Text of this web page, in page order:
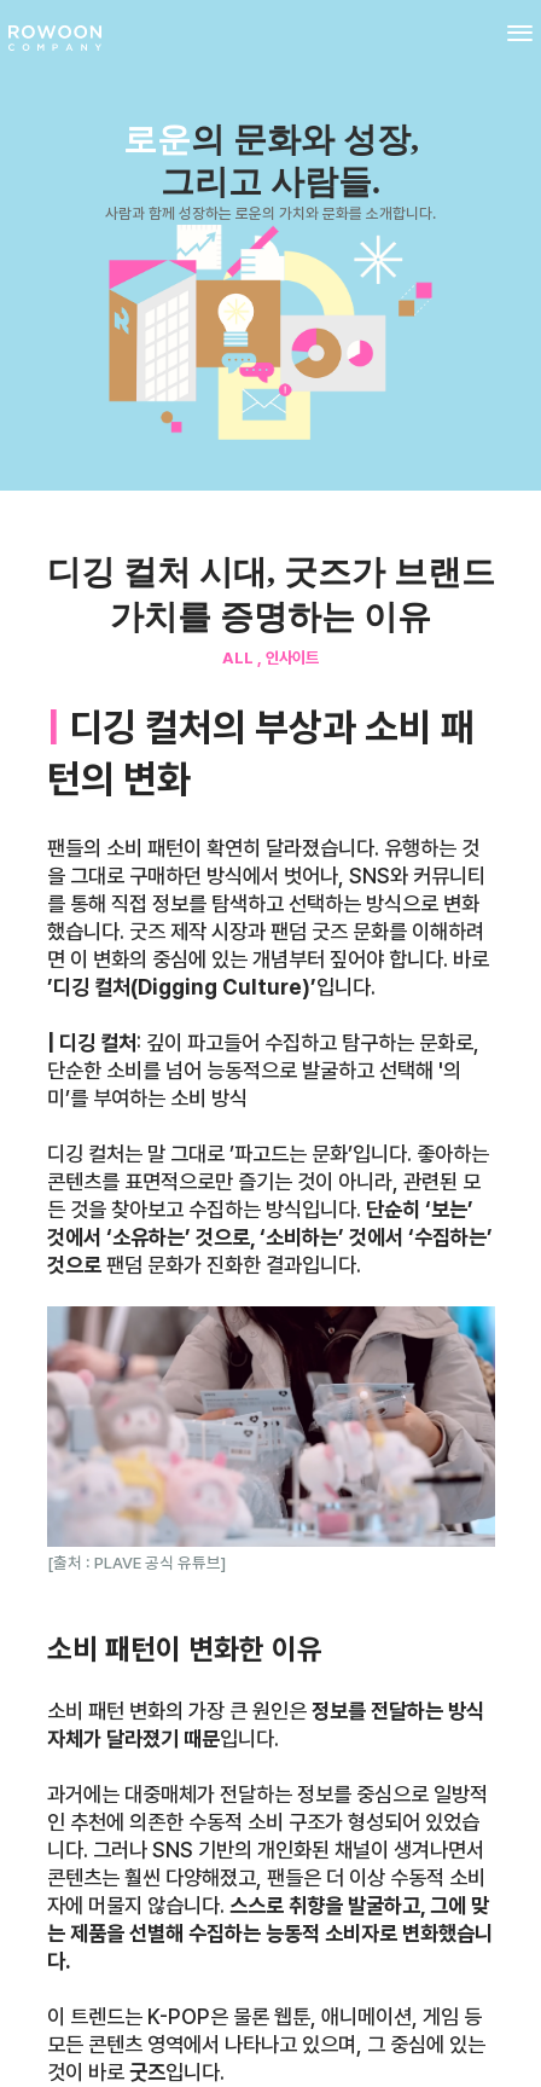
로운의 문화와 성장,
그리고 사람들.
사람과 함께 성장하는 로운의 가치와 문화를 소개합니다.
디깅 컬처 시대, 굿즈가 브랜드
가치를 증명하는 이유
ALL , 인사이트
디깅 컬처의 부상과 소비 패
턴의 변화
팬들의 소비 패턴이 확연히 달라졌습니다. 유행하는 것
을 그대로 구매하던 방식에서 벗어나, SNS와 커뮤니티
를 통해 직접 정보를 탐색하고 선택하는 방식으로 변화
했습니다. 굿즈 제작 시장과 팬덤 굿즈 문화를 이해하려
면 이 변화의 중심에 있는 개념부터 짚어야 합니다. 바로
’디깅 컬처(Digging Culture)’입니다.
| 디깅 컬처: 깊이 파고들어 수집하고 탐구하는 문화로,
단순한 소비를 넘어 능동적으로 발굴하고 선택해 '의
미’를 부여하는 소비 방식
디깅 컬처는 말 그대로 ’파고드는 문화’입니다. 좋아하는
콘텐츠를 표면적으로만 즐기는 것이 아니라, 관련된 모
든 것을 찾아보고 수집하는 방식입니다. 단순히 ‘보는’
것에서 ‘소유하는’ 것으로, ‘소비하는’ 것에서 ‘수집하는’
것으로팬덤 문화가 진화한 결과입니다.
[출처 : PLAVE 공식 유튜브]
소비 패턴이 변화한 이유
소비 패턴 변화의 가장 큰 원인은정보를 전달하는 방식
자체가 달라졌기 때문입니다.
과거에는 대중매체가 전달하는 정보를 중심으로 일방적
인 추천에 의존한 수동적 소비 구조가 형성되어 있었습
니다. 그러나 SNS 기반의 개인화된 채널이 생겨나면서
콘텐츠는 훨씬 다양해졌고, 팬들은 더 이상 수동적 소비
자에 머물지 않습니다. 스스로 취향을 발굴하고, 그에 맞
는 제품을 선별해 수집하는 능동적 소비자로 변화했습니
다.
이 트렌드는 K-POP은 물론 웹툰, 애니메이션, 게임 등
모든 콘텐츠 영역에서 나타나고 있으며, 그 중심에 있는
것이 바로굿즈입니다.